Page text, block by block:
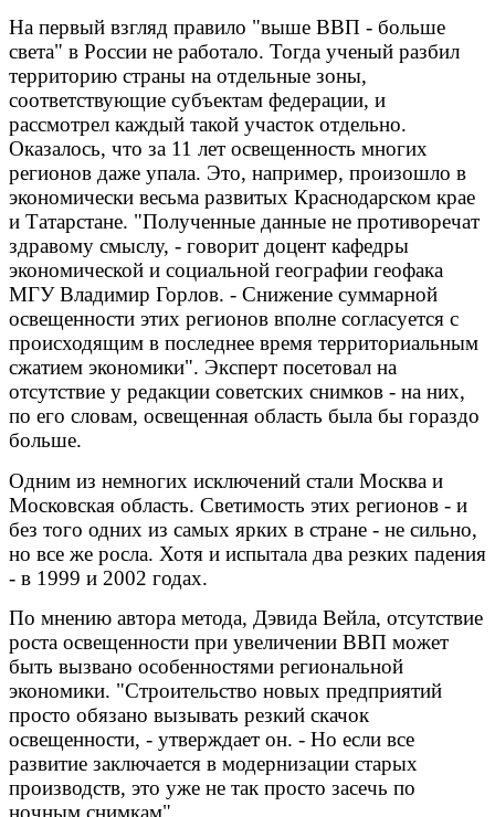
На первый взгляд правило "выше ВВП - больше
света" в России не работало. Тогда ученый разбил
территорию страны на отдельные зоны,
соответствующие субъектам федерации, и
рассмотрел каждый такой участок отдельно.
Оказалось, что за 11 лет освещенность многих
регионов даже упала. Это, например, произошло в
экономически весьма развитых Краснодарском крае
и Татарстане. "Полученные данные не противоречат
здравому смыслу, - говорит доцент кафедры
экономической и социальной географии геофака
МГУ Владимир Горлов. - Снижение суммарной
освещенности этих регионов вполне согласуется с
происходящим в последнее время территориальным
сжатием экономики". Эксперт посетовал на
отсутствие у редакции советских снимков - на них,
по его словам, освещенная область была бы гораздо
больше.
Одним из немногих исключений стали Москва и
Московская область. Светимость этих регионов - и
без того одних из самых ярких в стране - не сильно,
но все же росла. Хотя и испытала два резких падения
- в 1999 и 2002 годах.
По мнению автора метода, Дэвида Вейла, отсутствие
роста освещенности при увеличении ВВП может
быть вызвано особенностями региональной
экономики. "Строительство новых предприятий
просто обязано вызывать резкий скачок
освещенности, - утверждает он. - Но если все
развитие заключается в модернизации старых
производств, это уже не так просто засечь по